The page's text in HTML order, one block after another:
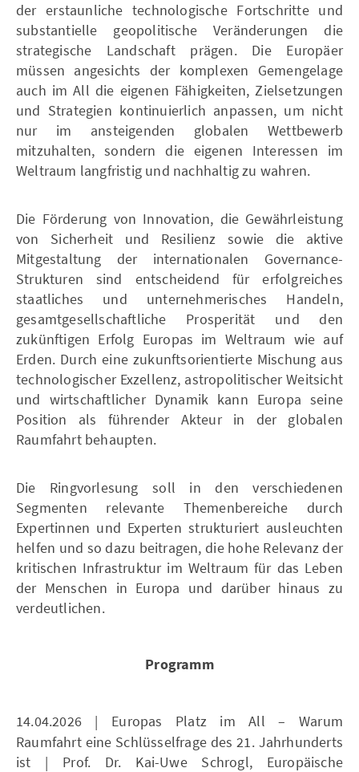
der erstaunliche technologische Fortschritte und
substantielle geopolitische Veränderungen die
strategische Landschaft prägen. Die Europäer
müssen angesichts der komplexen Gemengelage
auch im All die eigenen Fähigkeiten, Zielsetzungen
und Strategien kontinuierlich anpassen, um nicht
nur im ansteigenden globalen Wettbewerb
mitzuhalten, sondern die eigenen Interessen im
Weltraum langfristig und nachhaltig zu wahren.
Die Förderung von Innovation, die Gewährleistung
von Sicherheit und Resilienz sowie die aktive
Mitgestaltung der internationalen Governance-
Strukturen sind entscheidend für erfolgreiches
staatliches und unternehmerisches Handeln,
gesamtgesellschaftliche Prosperität und den
zukünftigen Erfolg Europas im Weltraum wie auf
Erden. Durch eine zukunftsorientierte Mischung aus
technologischer Exzellenz, astropolitischer Weitsicht
und wirtschaftlicher Dynamik kann Europa seine
Position als führender Akteur in der globalen
Raumfahrt behaupten.
Die Ringvorlesung soll in den verschiedenen
Segmenten relevante Themenbereiche durch
Expertinnen und Experten strukturiert ausleuchten
helfen und so dazu beitragen, die hohe Relevanz der
kritischen Infrastruktur im Weltraum für das Leben
der Menschen in Europa und darüber hinaus zu
verdeutlichen.
Programm
14.04.2026 | Europas Platz im All – Warum
Raumfahrt eine Schlüsselfrage des 21. Jahrhunderts
ist | Prof. Dr. Kai-Uwe Schrogl, Europäische